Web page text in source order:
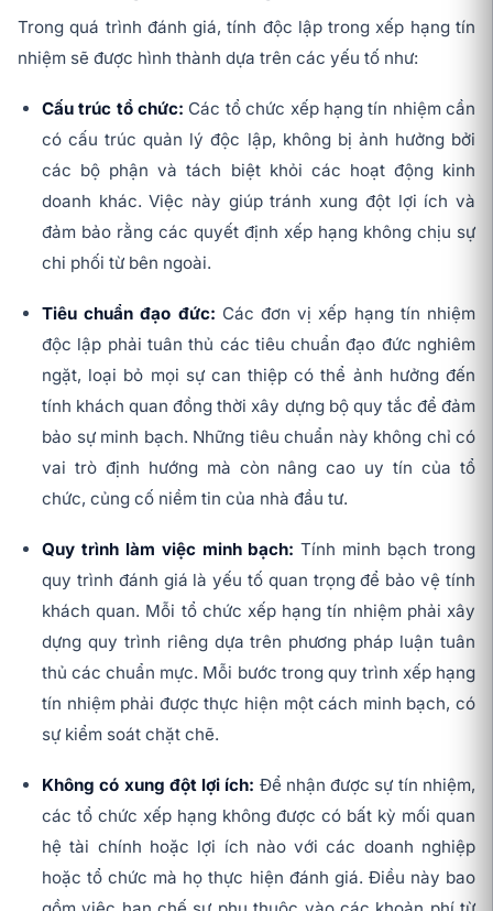
Trong quá trình đánh giá, tính độc lập trong xếp hạng tín
nhiệm sẽ được hình thành dựa trên các yếu tố như:
Cấu trúc tổ chức: Các tổ chức xếp hạng tín nhiệm cần
có cấu trúc quản lý độc lập, không bị ảnh hưởng bởi
các bộ phận và tách biệt khỏi các hoạt động kinh
doanh khác. Việc này giúp tránh xung đột lợi ích và
đảm bảo rằng các quyết định xếp hạng không chịu sự
chi phối từ bên ngoài.
Tiêu chuẩn đạo đức: Các đơn vị xếp hạng tín nhiệm
độc lập phải tuân thủ các tiêu chuẩn đạo đức nghiêm
ngặt, loại bỏ mọi sự can thiệp có thể ảnh hưởng đến
tính khách quan đồng thời xây dựng bộ quy tắc để đảm
bảo sự minh bạch. Những tiêu chuẩn này không chỉ có
vai trò định hướng mà còn nâng cao uy tín của tổ
chức, củng cố niềm tin của nhà đầu tư.
Quy trình làm việc minh bạch: Tính minh bạch trong
quy trình đánh giá là yếu tố quan trọng để bảo vệ tính
khách quan. Mỗi tổ chức xếp hạng tín nhiệm phải xây
dựng quy trình riêng dựa trên phương pháp luận tuân
thủ các chuẩn mực. Mỗi bước trong quy trình xếp hạng
tín nhiệm phải được thực hiện một cách minh bạch, có
sự kiểm soát chặt chẽ.
Không có xung đột lợi ích: Để nhận được sự tín nhiệm,
các tổ chức xếp hạng không được có bất kỳ mối quan
hệ tài chính hoặc lợi ích nào với các doanh nghiệp
hoặc tổ chức mà họ thực hiện đánh giá. Điều này bao